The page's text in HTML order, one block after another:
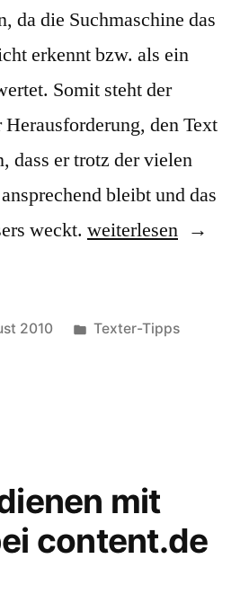
da die Suchmaschine das
erkennt bzw. als ein
Somit steht der
den Text
dass er trotz der vielen
bleibt und das
weckt. „Keyword-
weiterlesen
2010
Veröffentlicht
Texter-Tipps
mit
content.de